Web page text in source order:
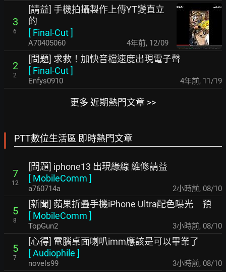
3
6
[請益] 手機拍攝製作上傳YT變直立
的
[ Final-Cut]
A70405060 4年前, 12/09
2
2
[問題] 求救！加快音檔速度出現電子聲
[ Final-Cut]
Enfys0910 4年前, 11/19
更多 近期熱門文章 >>
PTT數位生活區 即時熱門文章
7
12
[問題] iphone13 出現綠線 維修請益
[ MobileComm ]
a760714a 2小時前, 08/10
5
8
[新聞] 蘋果折疊手機iPhone Ultra配色曝光 預
[ MobileComm ]
TopGun2 3小時前, 08/10
5
7
[心得] 電腦桌面喇叭imm應該是可以畢業了
[Audiophile ]
novels99 3小時前, 08/10